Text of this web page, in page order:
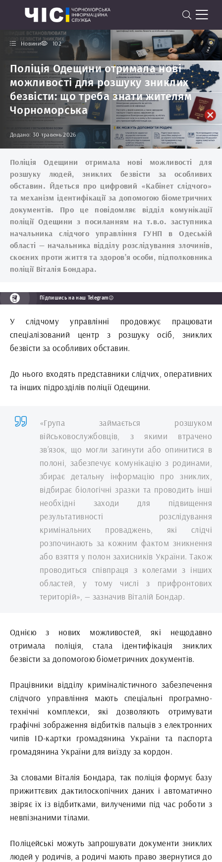
Новини 102
Поліція Одещини отримала нові
можливості для розшуку зниклих
безвісти: що треба знати жителям
Чорноморська
Додано: 30 травень 2026
Поліція Одещини отримала нові можливості для
розшуку людей, зниклих безвісти за особливих
обставин. Йдеться про цифровий «Кабінет слідчого»
та механізм ідентифікації за допомогою біометричних
документів. Про це повідомляє відділ комунікації
поліції Одещини з посиланням на т.в.о. заступника
начальника слідчого управління ГУНП в Одеській
області — начальника відділу розслідування злочинів,
скоєних проти життя та здоров’я особи, підполковника
поліції Віталія Бондара.
Підпишись на наш Telegram😉
У слідчому управлінні продовжує працювати
спеціалізований центр з розшуку осіб, зниклих
безвісти за особливих обставин.
До нього входять представники слідчих, оперативних
та інших підрозділів поліції Одещини.
«Група займається розшуком
військовослужбовців, з якими втрачено
зв’язок, що могли загинути або опинитися в
полоні, забезпечує комунікацію з родинами,
збирає детальну інформацію про зниклих,
відбирає біологічні зразки та проводить інші
необхідні заходи для підвищення
результативності розслідування
кримінальних проваджень, які слідчі
розпочинають за кожним фактом зникнення
або взяття у полон захисників України. Також
проводиться співпраця з колегами з інших
областей, у тому числі з прифронтових
територій», — зазначив Віталій Бондар.
Однією з нових можливостей, які нещодавно
отримала поліція, стала ідентифікація зниклих
безвісти за допомогою біометричних документів.
Працівники відділу криміналістичного забезпечення
слідчого управління мають спеціальні програмно-
технічні комплекси, які дозволяють отримувати
графічні зображення відбитків пальців з електронних
чипів ID-картки громадянина України та паспорта
громадянина України для виїзду за кордон.
За словами Віталія Бондара, так поліція формує базу
прижиттєвих дактилоскопічних даних і автоматично
звіряє їх із відбитками, вилученими під час роботи з
невпізнаними тілами.
Поліцейські можуть запрошувати документи зниклих
людей у родичів, а родичі мають право звернутися до